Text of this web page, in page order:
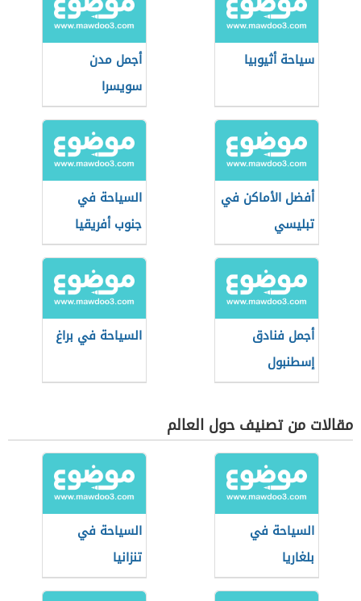
سياحة أثيوبيا
أجمل مدن
سويسرا
أفضل الأماكن في
تبليسي
السياحة في
جنوب أفريقيا
أجمل فنادق
إسطنبول
السياحة في براغ
مقالات من تصنيف حول العالم
السياحة في
بلغاريا
السياحة في
تنزانيا